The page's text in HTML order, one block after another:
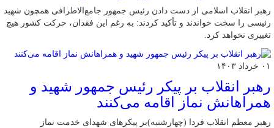
رهبر انقلاب اسلامی از دست دادن رئیس جمهور جامع‌الاطرافی همچون شهید
رئیسی را سخت خواندند و تأکید کردند: به رغم این فقدان، حرکت کشور هیچ
تغییری نخواهد کرد.
۰۱ خرداد ۱۴۰۳
رهبر انقلاب بر پیکر رئیس جمهور شهید و
همراهانش نماز اقامه می‌کنند
رهبر معظم انقلاب فردا (چهارشنبه)بر پیکرهای شهدای خدمت نماز